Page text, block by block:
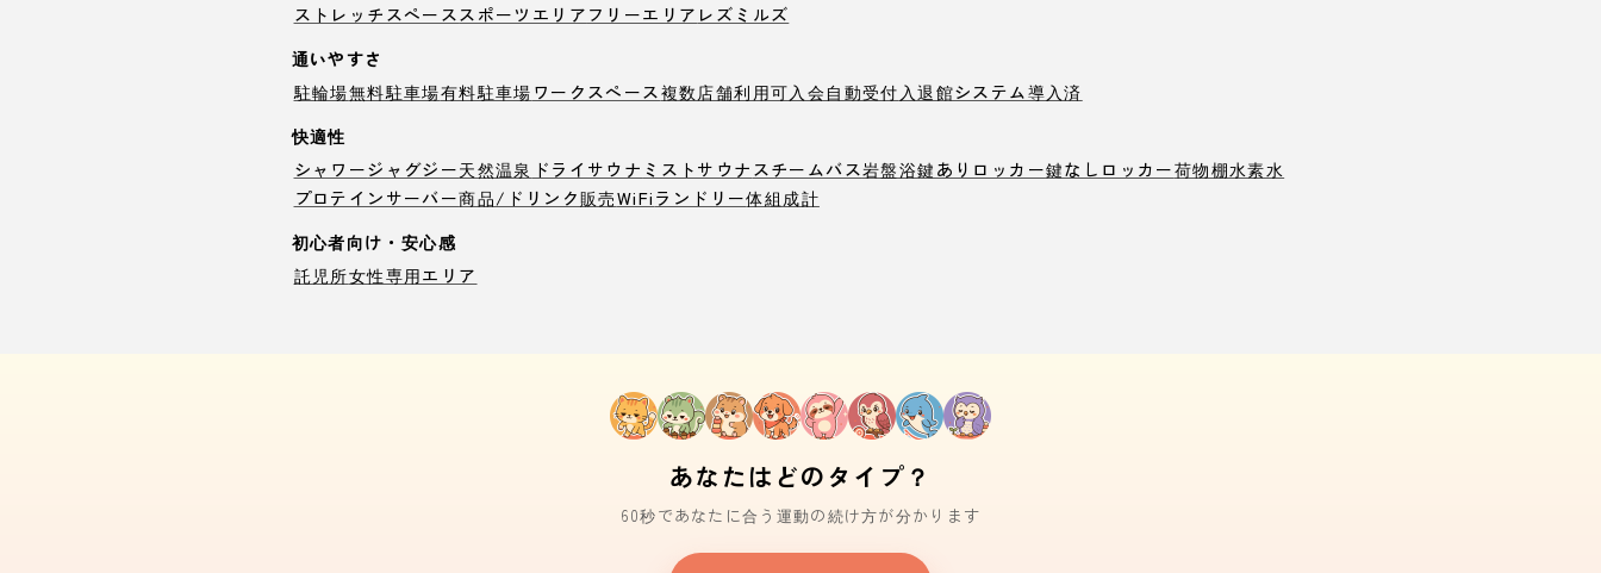
ストレッチスペーススポーツエリア フリーエリア レズミルズ
通いやすさ
駐輪場無料駐車場有料駐車場 ワークスペース複数店舗利用可入会自動受付 入退館システム導入済
快適性
シャワージャグジー天然温泉 ドライサウナ ミストサウナ スチームバス岩盤浴鍵ありロッカー鍵なしロッカー荷物棚水素水
プロテインサーバー商品/ドリンク販売WiFi ランドリー体組成計
初心者向け・安心感
託児所女性専用エリア
あなたはどのタイプ？
60秒であなたに合う運動の続け方が分かります